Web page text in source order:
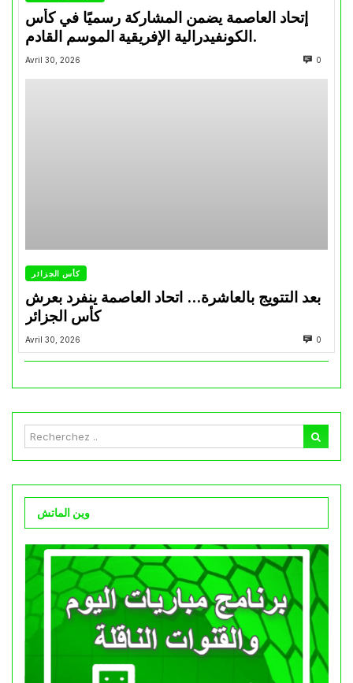
إتحاد العاصمة يضمن المشاركة رسميًا في كأس
الكونفيدرالية الإفريقية الموسم القادم.
Avril 30, 2026 0
كأس الجزائر
بعد التتويج بالعاشرة… اتحاد العاصمة ينفرد بعرش
كأس الجزائر
Avril 30, 2026 0
وين الماتش